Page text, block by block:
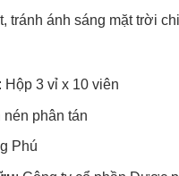
tránh ánh sáng mặt trời
Hộp 3 vỉ x 10 viên
nén phân tán
Phú